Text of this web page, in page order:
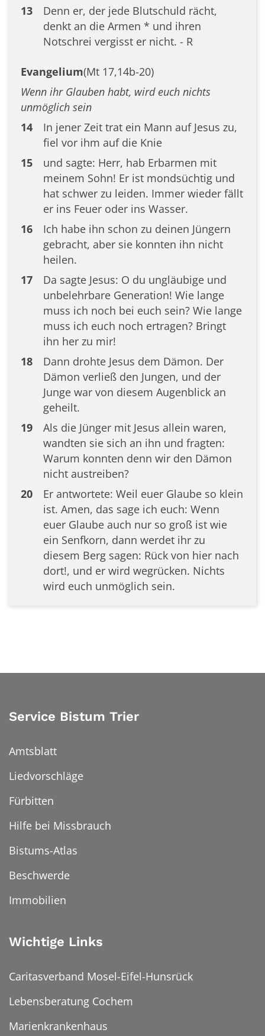
13
Denn er, der jede Blutschuld rächt,
denkt an die Armen * und ihren
Notschrei vergisst er nicht. - R
Evangelium(Mt 17,14b-20)
Wenn ihr Glauben habt, wird euch nichts
unmöglich sein
14
In jener Zeit trat ein Mann auf Jesus zu,
fiel vor ihm auf die Knie
15
und sagte: Herr, hab Erbarmen mit
meinem Sohn! Er ist mondsüchtig und
hat schwer zu leiden. Immer wieder fällt
er ins Feuer oder ins Wasser.
16
Ich habe ihn schon zu deinen Jüngern
gebracht, aber sie konnten ihn nicht
heilen.
17
Da sagte Jesus: O du ungläubige und
unbelehrbare Generation! Wie lange
muss ich noch bei euch sein? Wie lange
muss ich euch noch ertragen? Bringt
ihn her zu mir!
18
Dann drohte Jesus dem Dämon. Der
Dämon verließ den Jungen, und der
Junge war von diesem Augenblick an
geheilt.
19
Als die Jünger mit Jesus allein waren,
wandten sie sich an ihn und fragten:
Warum konnten denn wir den Dämon
nicht austreiben?
20
Er antwortete: Weil euer Glaube so klein
ist. Amen, das sage ich euch: Wenn
euer Glaube auch nur so groß ist wie
ein Senfkorn, dann werdet ihr zu
diesem Berg sagen: Rück von hier nach
dort!, und er wird wegrücken. Nichts
wird euch unmöglich sein.
Service Bistum Trier
Amtsblatt
Liedvorschläge
Fürbitten
Hilfe bei Missbrauch
Bistums-Atlas
Beschwerde
Immobilien
Wichtige Links
Caritasverband Mosel-Eifel-Hunsrück
Lebensberatung Cochem
Marienkrankenhaus